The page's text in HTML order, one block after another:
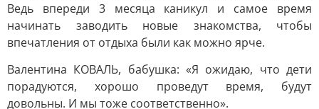
Ведь впереди 3 месяца каникул и самое время
начинать заводить новые знакомства, чтобы
впечатления от отдыха были как можно ярче.
Валентина КОВАЛЬ, бабушка: «Я ожидаю, что дети
порадуются, хорошо проведут время, будут
довольны. И мы тоже соответственно».